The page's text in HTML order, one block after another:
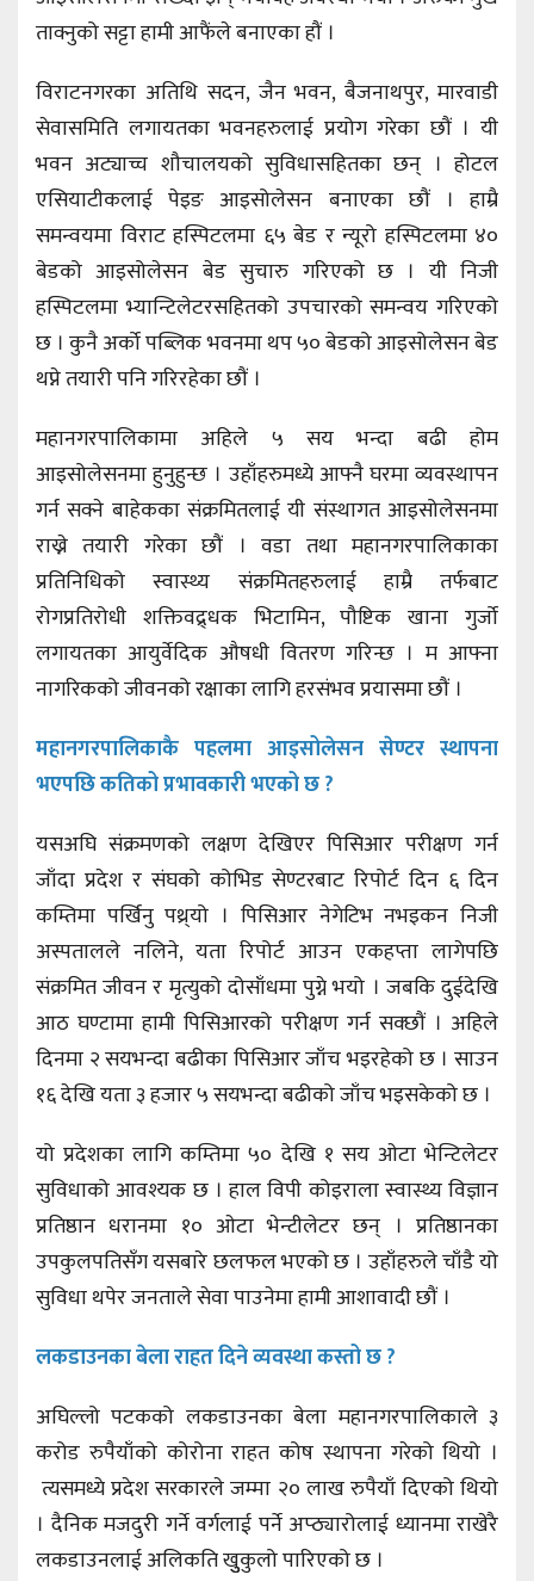
ताक्नुको सट्टा हामी आफैंले बनाएका हौं ।
विराटनगरका अतिथि सदन, जैन भवन, बैजनाथपुर, मारवाडी
सेवासमिति लगायतका भवनहरुलाई प्रयोग गरेका छौं । यी
भवन अट्याच्च शौचालयको सुविधासहितका छन् । होटल
एसियाटीकलाई पेइङ आइसोलेसन बनाएका छौं । हाम्रै
समन्वयमा विराट हस्पिटलमा ६५ बेड र न्यूरो हस्पिटलमा ४०
बेडको आइसोलेसन बेड सुचारु गरिएको छ । यी निजी
हस्पिटलमा भ्यान्टिलेटरसहितको उपचारको समन्वय गरिएको
छ । कुनै अर्को पब्लिक भवनमा थप ५० बेडको आइसोलेसन बेड
थप्ने तयारी पनि गरिरहेका छौं ।
महानगरपालिकामा अहिले ५ सय भन्दा बढी होम
आइसोलेसनमा हुनुहुन्छ । उहाँहरुमध्ये आफ्नै घरमा व्यवस्थापन
गर्न सक्ने बाहेकका संक्रमितलाई यी संस्थागत आइसोलेसनमा
राख्ने तयारी गरेका छौं । वडा तथा महानगरपालिकाका
प्रतिनिधिको स्वास्थ्य संक्रमितहरुलाई हाम्रै तर्फबाट
रोगप्रतिरोधी शक्तिवद्र्धक भिटामिन, पौष्टिक खाना गुर्जो
लगायतका आयुर्वेदिक औषधी वितरण गरिन्छ । म आफ्ना
नागरिकको जीवनको रक्षाका लागि हरसंभव प्रयासमा छौं ।
महानगरपालिकाकै पहलमा आइसोलेसन सेण्टर स्थापना
भएपछि कतिको प्रभावकारी भएको छ ?
यसअघि संक्रमणको लक्षण देखिएर पिसिआर परीक्षण गर्न
जाँदा प्रदेश र संघको कोभिड सेण्टरबाट रिपोर्ट दिन ६ दिन
कम्तिमा पर्खिनु पथ्र्यो । पिसिआर नेगेटिभ नभइकन निजी
अस्पतालले नलिने, यता रिपोर्ट आउन एकहप्ता लागेपछि
संक्रमित जीवन र मृत्युको दोसाँधमा पुग्ने भयो । जबकि दुईदेखि
आठ घण्टामा हामी पिसिआरको परीक्षण गर्न सक्छौं । अहिले
दिनमा २ सयभन्दा बढीका पिसिआर जाँच भइरहेको छ । साउन
१६ देखि यता ३ हजार ५ सयभन्दा बढीको जाँच भइसकेको छ ।
यो प्रदेशका लागि कम्तिमा ५० देखि १ सय ओटा भेन्टिलेटर
सुविधाको आवश्यक छ । हाल विपी कोइराला स्वास्थ्य विज्ञान
प्रतिष्ठान धरानमा १० ओटा भेन्टीलेटर छन् । प्रतिष्ठानका
उपकुलपतिसँग यसबारे छलफल भएको छ । उहाँहरुले चाँडै यो
सुविधा थपेर जनताले सेवा पाउनेमा हामी आशावादी छौं ।
लकडाउनका बेला राहत दिने व्यवस्था कस्तो छ ?
अघिल्लो पटकको लकडाउनका बेला महानगरपालिकाले ३
करोड रुपैयाँको कोरोना राहत कोष स्थापना गरेको थियो ।
त्यसमध्ये प्रदेश सरकारले जम्मा २० लाख रुपैयाँ दिएको थियो
। दैनिक मजदुरी गर्ने वर्गलाई पर्ने अप्ठ्यारोलाई ध्यानमा राखेरै
लकडाउनलाई अलिकति खुुकुलो पारिएको छ ।